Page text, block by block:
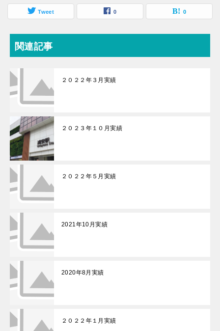
Tweet 0 0
関連記事
２０２２年３月実績
２０２３年１０月実績
２０２２年５月実績
2021年10月実績
2020年8月実績
２０２２年１月実績